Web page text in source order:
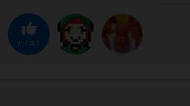
ナイス！